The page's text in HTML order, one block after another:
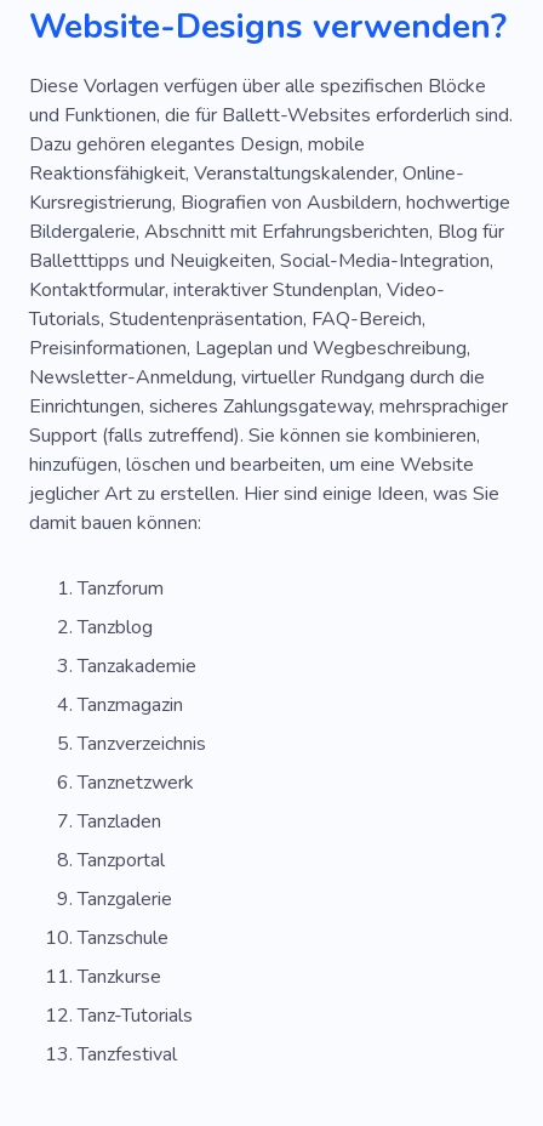
Website-Designs verwenden?
Diese Vorlagen verfügen über alle spezifischen Blöcke
und Funktionen, die für Ballett-Websites erforderlich sind.
Dazu gehören elegantes Design, mobile
Reaktionsfähigkeit, Veranstaltungskalender, Online-
Kursregistrierung, Biografien von Ausbildern, hochwertige
Bildergalerie, Abschnitt mit Erfahrungsberichten, Blog für
Balletttipps und Neuigkeiten, Social-Media-Integration,
Kontaktformular, interaktiver Stundenplan, Video-
Tutorials, Studentenpräsentation, FAQ-Bereich,
Preisinformationen, Lageplan und Wegbeschreibung,
Newsletter-Anmeldung, virtueller Rundgang durch die
Einrichtungen, sicheres Zahlungsgateway, mehrsprachiger
Support (falls zutreffend). Sie können sie kombinieren,
hinzufügen, löschen und bearbeiten, um eine Website
jeglicher Art zu erstellen. Hier sind einige Ideen, was Sie
damit bauen können:
Tanzforum
Tanzblog
Tanzakademie
Tanzmagazin
Tanzverzeichnis
Tanznetzwerk
Tanzladen
Tanzportal
Tanzgalerie
Tanzschule
Tanzkurse
Tanz-Tutorials
Tanzfestival